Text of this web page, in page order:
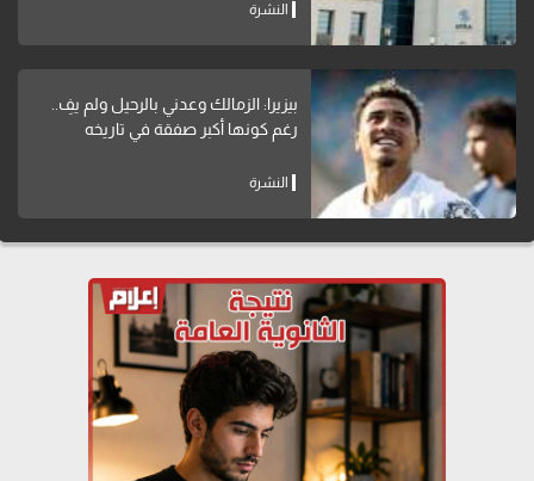
النشرة
بيزيرا: الزمالك وعدني بالرحيل ولم يفِ..
رغم كونها أكبر صفقة في تاريخه
النشرة